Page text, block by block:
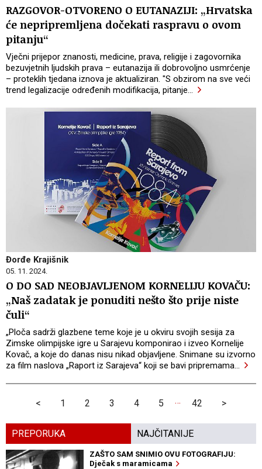
RAZGOVOR-OTVORENO O EUTANAZIJI: „Hrvatska
će nepripremljena dočekati raspravu o ovom
pitanju“
Vječni prijepor znanosti, medicine, prava, religije i zagovornika
bezuvjetnih ljudskih prava – eutanazija ili dobrovoljno usmrćenje
– proteklih tjedana iznova je aktualiziran. "S obzirom na sve veći
trend legalizacije određenih modifikacija, pitanje…
Đorđe Krajišnik
05. 11. 2024.
O DO SAD NEOBJAVLJENOM KORNELIJU KOVAČU:
„Naš zadatak je ponuditi nešto što prije niste
čuli“
„Ploča sadrži glazbene teme koje je u okviru svojih sesija za
Zimske olimpijske igre u Sarajevu komponirao i izveo Kornelije
Kovač, a koje do danas nisu nikad objavljene. Snimane su izvorno
za film naslova „Raport iz Sarajeva“ koji se bavi pripremama…
< 1 2 3 4 5 … 42 >
PREPORUKA NAJČITANIJE
ZAŠTO SAM SNIMIO OVU FOTOGRAFIJU:
Dječak s maramicama